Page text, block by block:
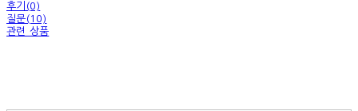
후기(0)
질문(10)
관련 상품